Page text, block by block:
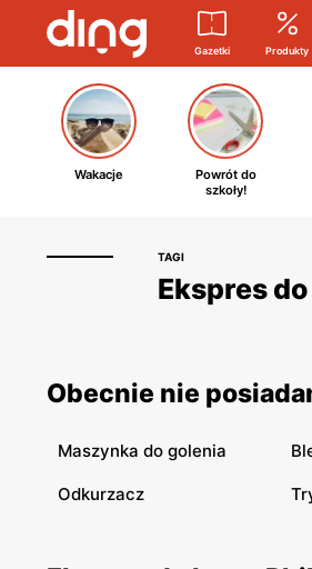
Gazetki Produkty
Wakacje
Powrót do
szkoły!
TAGI
Ekspres
Obecnie nie
Maszynka do golenia
Odkurzacz